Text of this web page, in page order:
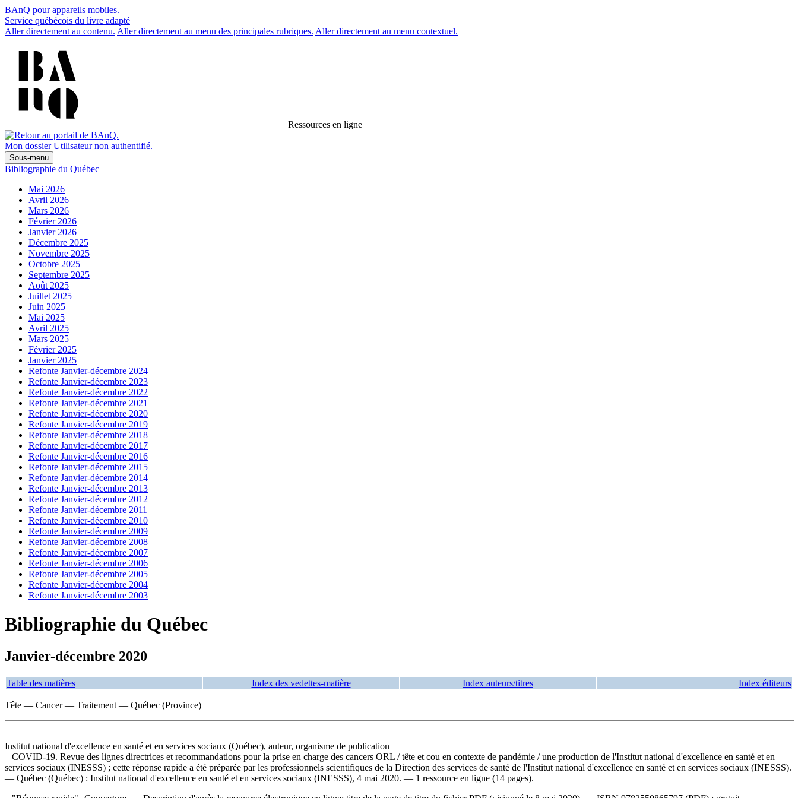
BAnQ pour appareils mobiles.
Service québécois du livre adapté
Aller directement au contenu. Aller directement au menu des principales rubriques. Aller directement au menu contextuel.
Ressources en ligne
Mon dossier Utilisateur non authentifié.
Sous-menu
Bibliographie du Québec
Mai 2026
Avril 2026
Mars 2026
Février 2026
Janvier 2026
Décembre 2025
Novembre 2025
Octobre 2025
Septembre 2025
Août 2025
Juillet 2025
Juin 2025
Mai 2025
Avril 2025
Mars 2025
Février 2025
Janvier 2025
Refonte Janvier-décembre 2024
Refonte Janvier-décembre 2023
Refonte Janvier-décembre 2022
Refonte Janvier-décembre 2021
Refonte Janvier-décembre 2020
Refonte Janvier-décembre 2019
Refonte Janvier-décembre 2018
Refonte Janvier-décembre 2017
Refonte Janvier-décembre 2016
Refonte Janvier-décembre 2015
Refonte Janvier-décembre 2014
Refonte Janvier-décembre 2013
Refonte Janvier-décembre 2012
Refonte Janvier-décembre 2011
Refonte Janvier-décembre 2010
Refonte Janvier-décembre 2009
Refonte Janvier-décembre 2008
Refonte Janvier-décembre 2007
Refonte Janvier-décembre 2006
Refonte Janvier-décembre 2005
Refonte Janvier-décembre 2004
Refonte Janvier-décembre 2003
Bibliographie du Québec
Janvier-décembre 2020
Table des matières Index des vedettes-matière Index auteurs/titres Index éditeurs
Tête — Cancer — Traitement — Québec (Province)
Institut national d'excellence en santé et en services sociaux (Québec), auteur, organisme de publication
COVID-19. Revue des lignes directrices et recommandations pour la prise en charge des cancers ORL / tête et cou en contexte de pandémie / une production de l'Institut national d'excellence en santé et en
services sociaux (INESSS) ; cette réponse rapide a été préparée par les professionnels scientifiques de la Direction des services de santé de l'Institut national d'excellence en santé et en services sociaux (INESSS).
— Québec (Québec) : Institut national d'excellence en santé et en services sociaux (INESSS), 4 mai 2020. — 1 ressource en ligne (14 pages).